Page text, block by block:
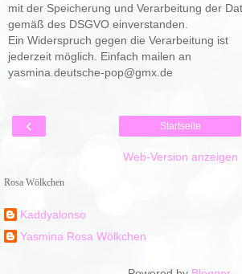
mit der Speicherung und Verarbeitung der
gemäß des DSGVO einverstanden.
Ein Widerspruch gegen die Verarbeitung ist
jederzeit möglich. Einfach mailen an
yasmina.deutsche-pop@gmx.de
‹ Startseite
Web-Version anzeigen
Rosa Wölkchen
Kaddyalonso
Yasmina Rosa Wölkchen